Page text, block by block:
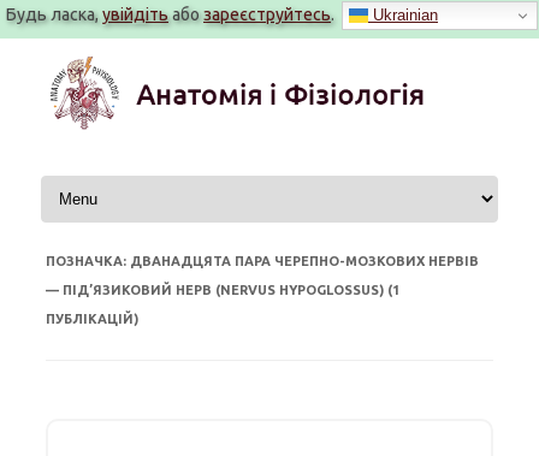
Будь ласка,увійдітьабозареєструйтесь.
вмісту
ПОЗНАЧКА: ДВАНАДЦЯТА ПАРА ЧЕРЕПНО-МОЗКОВИХ НЕРВІВ
— ПІД’ЯЗИКОВИЙ НЕРВ (NERVUS HYPOGLOSSUS) (1
ПУБЛІКАЦІЙ)
Ukrainian